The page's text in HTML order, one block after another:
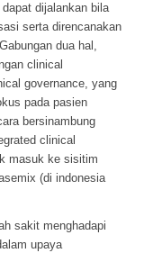
dijalankan bila
serta direncanakan
dua hal,
clinical
governance, yang
pada pasien
bersinambung
clinical
masuk ke sisitim
(di indonesia
sakit menghadapi
upaya